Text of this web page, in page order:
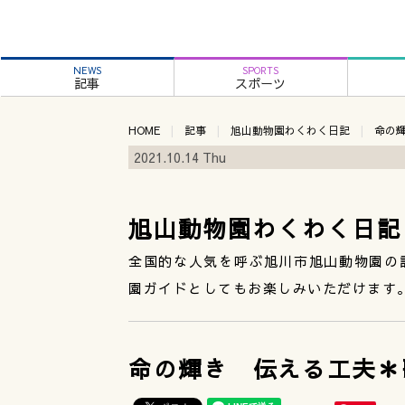
NEWS
記事
SPORTS
スポーツ
HOME 記事 旭山動物園わくわく日記 命の
2021.10.14 Thu
旭山動物園わくわく日記
全国的な人気を呼ぶ旭川市旭山動物園
園ガイドとしてもお楽しみいただけま
命の輝き 伝える工夫